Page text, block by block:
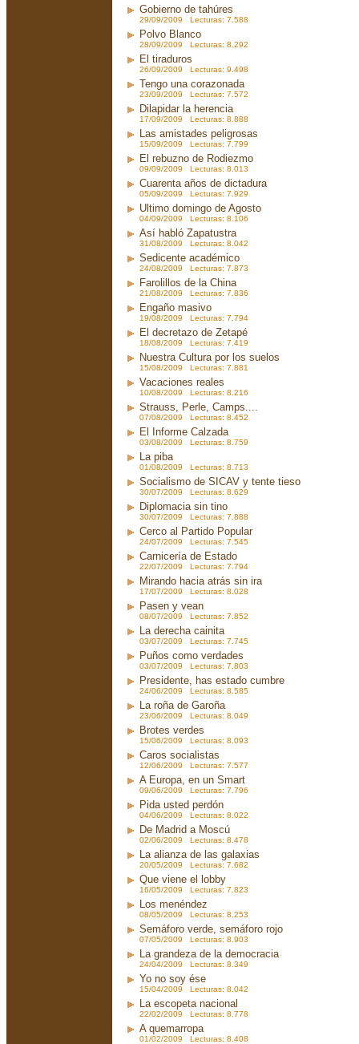
Gobierno de tahúres
29/09/2009 Lecturas: 7.588
Polvo Blanco
28/09/2009 Lecturas: 8.292
El tiraduros
26/09/2009 Lecturas: 9.498
Tengo una corazonada
23/09/2009 Lecturas: 7.572
Dilapidar la herencia
17/09/2009 Lecturas: 8.888
Las amistades peligrosas
15/09/2009 Lecturas: 7.799
El rebuzno de Rodiezmo
09/09/2009 Lecturas: 8.013
Cuarenta años de dictadura
05/09/2009 Lecturas: 7.929
Ultimo domingo de Agosto
04/09/2009 Lecturas: 8.106
Así habló Zapatustra
31/08/2009 Lecturas: 8.042
Sedicente académico
24/08/2009 Lecturas: 7.873
Farolillos de la China
21/08/2009 Lecturas: 7.836
Engaño masivo
19/08/2009 Lecturas: 7.794
El decretazo de Zetapé
18/08/2009 Lecturas: 7.419
Nuestra Cultura por los suelos
15/08/2009 Lecturas: 7.881
Vacaciones reales
10/08/2009 Lecturas: 8.216
Strauss, Perle, Camps....
07/08/2009 Lecturas: 8.452
El Informe Calzada
03/08/2009 Lecturas: 8.759
La piba
01/08/2009 Lecturas: 8.713
Socialismo de SICAV y tente tieso
30/07/2009 Lecturas: 8.629
Diplomacia sin tino
30/07/2009 Lecturas: 7.888
Cerco al Partido Popular
24/07/2009 Lecturas: 7.545
Carnicería de Estado
22/07/2009 Lecturas: 7.794
Mirando hacia atrás sin ira
17/07/2009 Lecturas: 8.028
Pasen y vean
08/07/2009 Lecturas: 7.852
La derecha cainita
03/07/2009 Lecturas: 7.745
Puños como verdades
03/07/2009 Lecturas: 7.803
Presidente, has estado cumbre
24/06/2009 Lecturas: 8.585
La roña de Garoña
23/06/2009 Lecturas: 8.049
Brotes verdes
15/06/2009 Lecturas: 8.093
Caros socialistas
12/06/2009 Lecturas: 7.577
A Europa, en un Smart
09/06/2009 Lecturas: 7.796
Pida usted perdón
04/06/2009 Lecturas: 8.022
De Madrid a Moscú
02/06/2009 Lecturas: 8.478
La alianza de las galaxias
20/05/2009 Lecturas: 7.682
Que viene el lobby
16/05/2009 Lecturas: 7.823
Los menéndez
08/05/2009 Lecturas: 8.253
Semáforo verde, semáforo rojo
07/05/2009 Lecturas: 8.903
La grandeza de la democracia
24/04/2009 Lecturas: 8.349
Yo no soy ése
15/04/2009 Lecturas: 8.042
La escopeta nacional
22/02/2009 Lecturas: 8.778
A quemarropa
01/02/2009 Lecturas: 8.408